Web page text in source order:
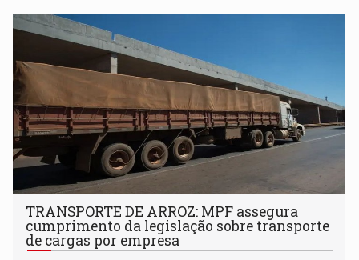
TRANSPORTE DE ARROZ: MPF assegura
cumprimento da legislação sobre transporte
de cargas por empresa